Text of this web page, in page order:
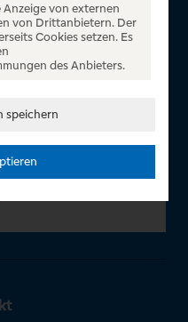
Sie Tickets für
und Shows, die
League und die
von externen
von Drittanbietern. Der
Cookies setzen. Es
des Anbieters.
speichern